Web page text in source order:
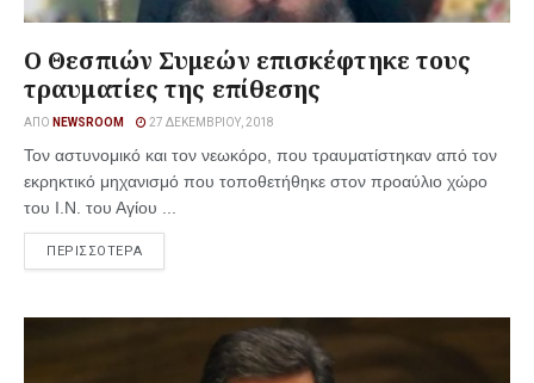
Ο Θεσπιών Συμεών επισκέφτηκε τους
τραυματίες της επίθεσης
ΑΠΌ NEWSROOM 27 ΔΕΚΕΜΒΡΊΟΥ, 2018
Τον αστυνομικό και τον νεωκόρο, που τραυματίστηκαν από τον
εκρηκτικό μηχανισμό που τοποθετήθηκε στον προαύλιο χώρο
του Ι.Ν. του Αγίου ...
ΠΕΡΙΣΣΟΤΕΡΑ